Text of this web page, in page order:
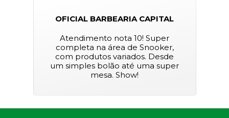
OFICIAL BARBEARIA CAPITAL
Atendimento nota 10! Super
completa na área de Snooker,
com produtos variados. Desde
um simples bolão até uma super
mesa. Show!